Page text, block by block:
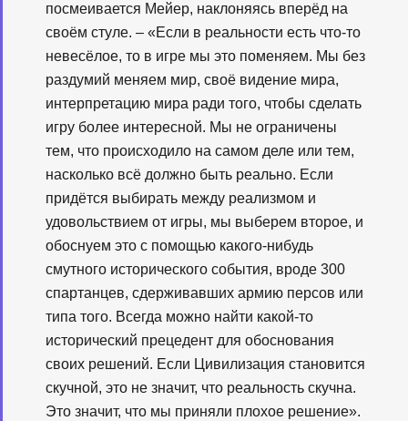
посмеивается Мейер, наклоняясь вперёд на
своём стуле. – «Если в реальности есть что-то
невесёлое, то в игре мы это поменяем. Мы без
раздумий меняем мир, своё видение мира,
интерпретацию мира ради того, чтобы сделать
игру более интересной. Мы не ограничены
тем, что происходило на самом деле или тем,
насколько всё должно быть реально. Если
придётся выбирать между реализмом и
удовольствием от игры, мы выберем второе, и
обоснуем это с помощью какого-нибудь
смутного исторического события, вроде 300
спартанцев, сдерживавших армию персов или
типа того. Всегда можно найти какой-то
исторический прецедент для обоснования
своих решений. Если Цивилизация становится
скучной, это не значит, что реальность скучна.
Это значит, что мы приняли плохое решение».